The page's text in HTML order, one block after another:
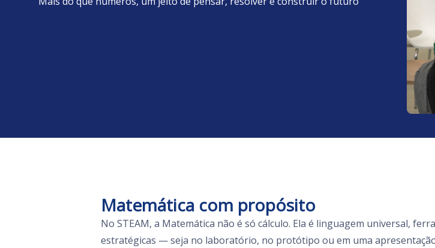
Matemática com propósito
No STEAM, a Matemática não é só cálculo. Ela é linguagem universal,
estratégicas — seja no laboratório, no protótipo ou em uma